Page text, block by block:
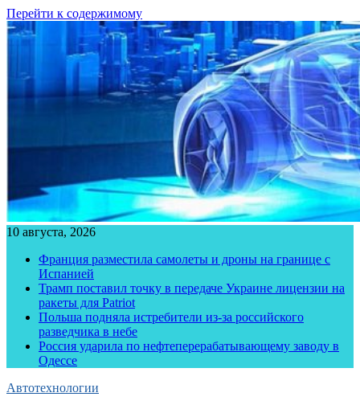
Перейти к содержимому
10 августа, 2026
Франция разместила самолеты и дроны на границе с
Испанией
Трамп поставил точку в передаче Украине лицензии на
ракеты для Patriot
Польша подняла истребители из-за российского
разведчика в небе
Россия ударила по нефтеперерабатывающему заводу в
Одессе
Автотехнологии